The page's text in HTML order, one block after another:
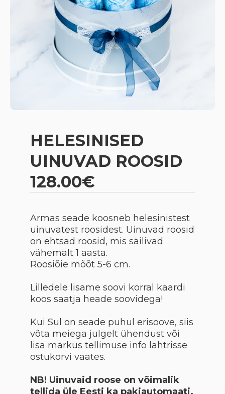
HELESINISED
UINUVAD ROOSID
128.00€
Armas seade koosneb helesinistest
uinuvatest roosidest. Uinuvad roosid
on ehtsad roosid, mis säilivad
vähemalt 1 aasta.
Roosiõie mõõt 5-6 cm.
Lilledele lisame soovi korral kaardi
koos saatja heade soovidega!
Kui Sul on seade puhul erisoove, siis
võta meiega julgelt ühendust või
lisa märkus tellimuse info lahtrisse
ostukorvi vaates.
NB! Uinuvaid roose on võimalik
tellida üle Eesti ka pakiautomaati.